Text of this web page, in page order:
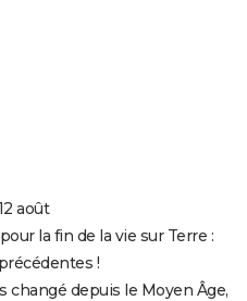
août
la fin de la vie sur Terre :
!
changé depuis le Moyen Âge,